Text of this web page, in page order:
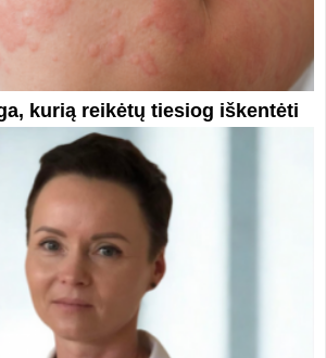
kurią reikėtų tiesiog iškentėti